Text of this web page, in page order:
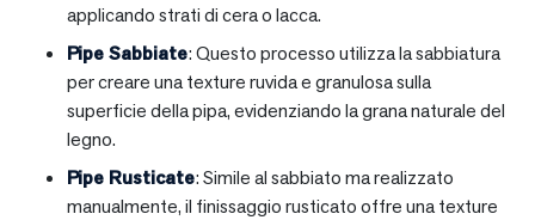
applicando strati di cera o lacca.
Pipe Sabbiate: Questo processo utilizza la sabbiatura
per creare una texture ruvida e granulosa sulla
superficie della pipa, evidenziando la grana naturale del
legno.
Pipe Rusticate: Simile al sabbiato ma realizzato
manualmente, il finissaggio rusticato offre una texture